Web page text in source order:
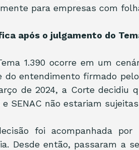
para empresas com
após o julgamento do
1.390 ocorre em um
do entendimento firmado
de 2024, a Corte decidiu
e SENAC não estariam
foi acompanhada
Desde então, passaram a